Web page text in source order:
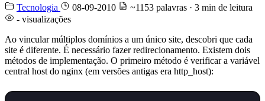
Tecnologia 08-09-2010
~1153 palavras · 3 min de leitura
- visualizações
Ao vincular múltiplos domínios a um único site, descobri que cada
site é diferente. É necessário fazer redirecionamento. Existem dois
métodos de implementação. O primeiro método é verificar a variável
central host do nginx (em versões antigas era http_host):